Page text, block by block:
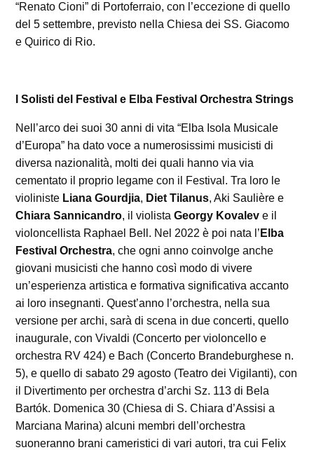
“Renato Cioni” di Portoferraio, con l’eccezione di quello
del 5 settembre, previsto nella Chiesa dei SS. Giacomo
e Quirico di Rio.
I Solisti del Festival e Elba Festival Orchestra Strings
Nell’arco dei suoi 30 anni di vita “Elba Isola Musicale
d’Europa” ha dato voce a numerosissimi musicisti di
diversa nazionalità, molti dei quali hanno via via
cementato il proprio legame con il Festival. Tra loro le
violiniste Liana Gourdjia, Diet Tilanus, Aki Saulière e
Chiara Sannicandro, il violistaGeorgy Kovalev e il
violoncellista Raphael Bell. Nel 2022 è poi nata l’ Elba
Festival Orchestra, che ogni anno coinvolge anche
giovani musicisti che hanno così modo di vivere
un’esperienza artistica e formativa significativa accanto
ai loro insegnanti. Quest’anno l’orchestra, nella sua
versione per archi, sarà di scena in due concerti, quello
inaugurale, con Vivaldi (Concerto per violoncello e
orchestra RV 424) e Bach (Concerto Brandeburghese n.
5), e quello di sabato 29 agosto (Teatro dei Vigilanti), con
il Divertimento per orchestra d’archi Sz. 113 di Bela
Bartók. Domenica 30 (Chiesa di S. Chiara d’Assisi a
Marciana Marina) alcuni membri dell’orchestra
suoneranno brani cameristici di vari autori, tra cui Felix